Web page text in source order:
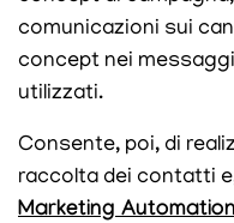
comunicazioni sui
concept nei
utilizzati.
Consente, poi, di
raccolta dei contatti
Marketing